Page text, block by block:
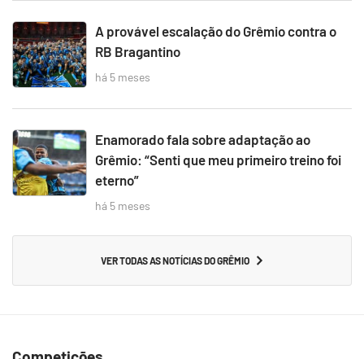
A provável escalação do Grêmio contra o
RB Bragantino
há 5 meses
Enamorado fala sobre adaptação ao
Grêmio: “Senti que meu primeiro treino foi
eterno”
há 5 meses
VER TODAS AS NOTÍCIAS DO GRÊMIO